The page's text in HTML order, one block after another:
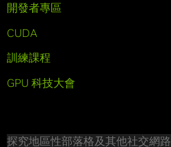
開發者專區
CUDA
訓練課程
GPU 科技大會
探究地區性部落格及其他社交網路